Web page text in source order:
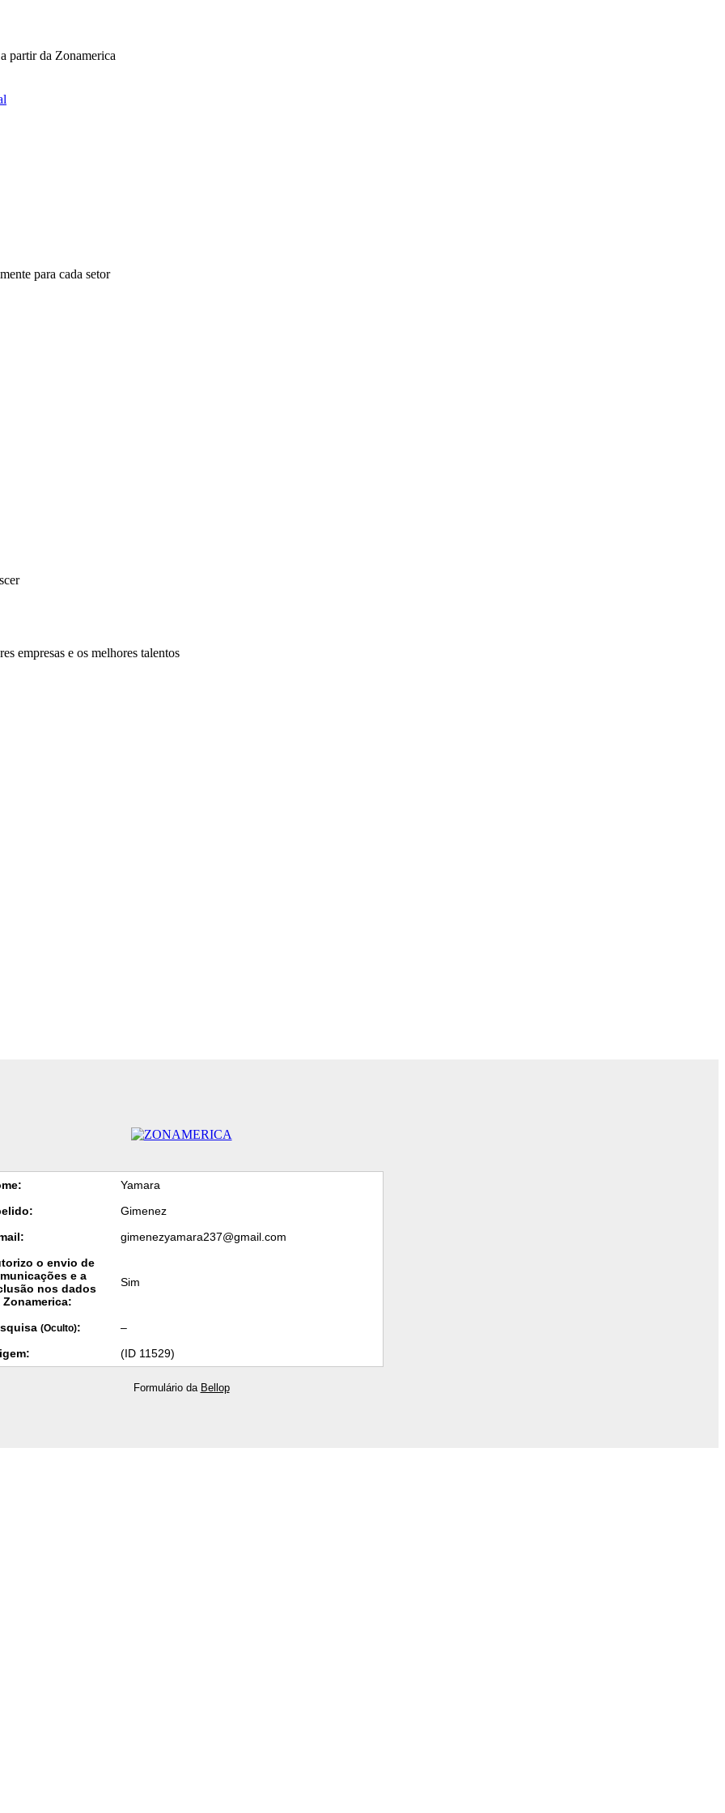
partir da Zonamerica
para cada setor
empresas e os melhores talentos
Yamara
Gimenez
gimenezyamara237@gmail.com
o envio de
e a
nos dados
Zonamerica:
Sim
(Oculto):
–
(ID 11529)
Formulário da Bellop